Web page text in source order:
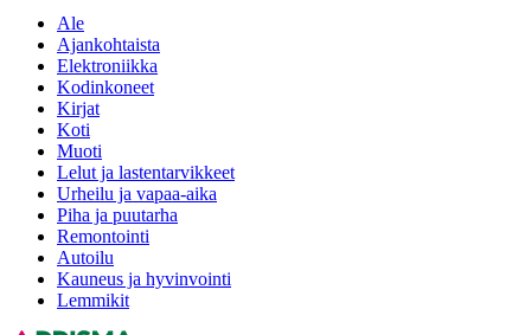
Ale
Ajankohtaista
Elektroniikka
Kodinkoneet
Kirjat
Koti
Muoti
Lelut ja lastentarvikkeet
Urheilu ja vapaa-aika
Piha ja puutarha
Remontointi
Autoilu
Kauneus ja hyvinvointi
Lemmikit